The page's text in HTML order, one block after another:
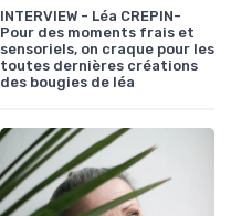
INTERVIEW - Léa CREPIN-
Pour des moments frais et
sensoriels, on craque pour les
toutes dernières créations
des bougies de léa